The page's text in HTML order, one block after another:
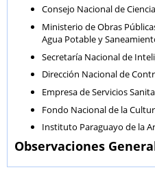
Consejo Nacional de
Ministerio de Obras
Agua Potable y
Secretaría Nacional de
Dirección Nacional de
Empresa de Servicios
Fondo Nacional de la
Instituto Paraguayo de la
Observaciones